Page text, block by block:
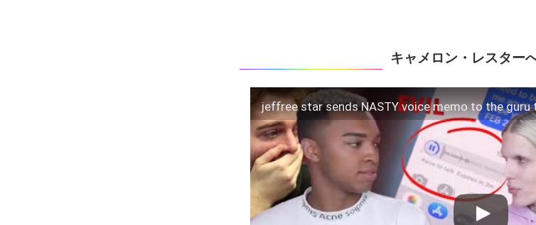
キャメロン・レスター
jeffree star sends NASTY voice memo to the